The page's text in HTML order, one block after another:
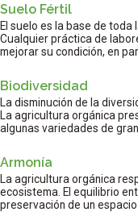
Suelo Fértil
El suelo es la base de
Cualquier práctica de
mejorar su condición, en
Biodiversidad
La disminución de la
La agricultura orgánica
algunas variedades de
Armonía
La agricultura orgánica
ecosistema. El equilibrio
preservación de un